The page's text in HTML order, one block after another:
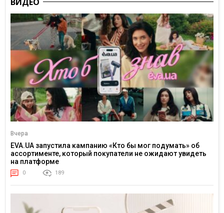
Вчера
EVA.UA запустила кампанию «Кто бы мог подумать» об
ассортименте, который покупатели не ожидают увидеть
на платформе
0 189